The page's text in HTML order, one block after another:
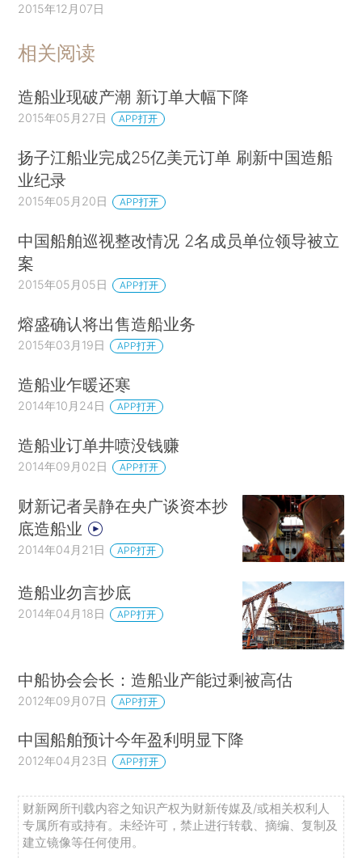
2015年12月07日
相关阅读
造船业现破产潮 新订单大幅下降
2015年05月27日 APP打开
扬子江船业完成25亿美元订单 刷新中国造船
业纪录
2015年05月20日 APP打开
中国船舶巡视整改情况 2名成员单位领导被立
案
2015年05月05日 APP打开
熔盛确认将出售造船业务
2015年03月19日 APP打开
造船业乍暖还寒
2014年10月24日 APP打开
造船业订单井喷没钱赚
2014年09月02日 APP打开
财新记者吴静在央广谈资本抄
底造船业
2014年04月21日 APP打开
造船业勿言抄底
2014年04月18日 APP打开
中船协会会长：造船业产能过剩被高估
2012年09月07日 APP打开
中国船舶预计今年盈利明显下降
2012年04月23日 APP打开
财新网所刊载内容之知识产权为财新传媒及/或相关权利人
专属所有或持有。未经许可，禁止进行转载、摘编、复制及
建立镜像等任何使用。